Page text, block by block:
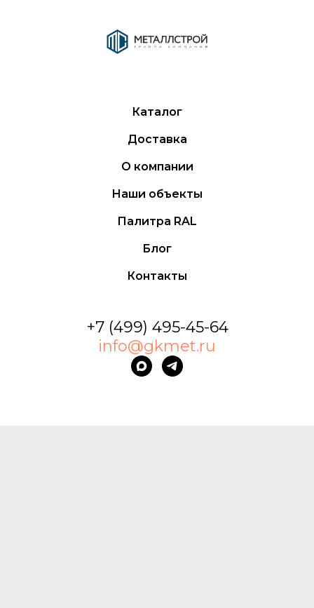
Каталог
Доставка
О компании
Наши объекты
Палитра RAL
Блог
Контакты
+7 (499) 495-45-64
info@gkmet.ru